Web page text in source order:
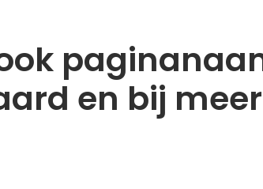
en bij